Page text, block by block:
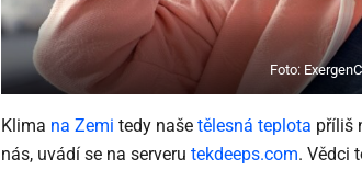
Foto:
Klima na Zemi tedy naše tělesná teplota příliš
nás, uvádí se na serveru tekdeeps.com. Vědci